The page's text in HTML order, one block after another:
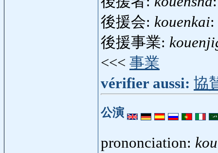
後援会: kouenkai
後援事業:
<<< 事業
vérifier aussi: 協
公演
prononciation: